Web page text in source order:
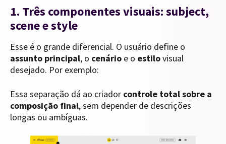
1. Três componentes visuais: subject,
scene e style
Esse é o grande diferencial. O usuário define o
assunto principal, o cenário e o estilovisual
desejado. Por exemplo:
Essa separação dá ao criador controle total sobre a
composição final, sem depender de descrições
longas ou ambíguas.